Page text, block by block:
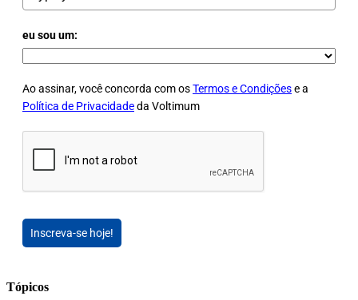
eu sou um:
Ao assinar, você concorda com osTermos e Condiçõese a
Política de Privacidadeda Voltimum
Inscreva-se hoje!
Tópicos